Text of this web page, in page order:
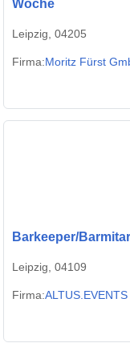
Woche
Leipzig, 04205
Firma:Moritz Fürst
Barkeeper/
Leipzig, 04109
Firma:ALTUS.EVENTS